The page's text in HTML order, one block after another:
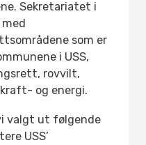
Sekretariatet i
som er
i USS,
rovvilt,
og energi.
valgt ut følgende
USS’